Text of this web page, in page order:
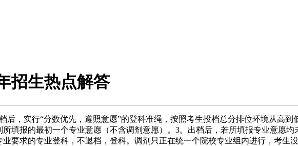
招生热点解答
，实行“分数优先，遵照意愿”的登科准绳，按照考生投档总分排位环境从高到
填报的最初一个专业意愿（不含调剂意愿）。3。出档后，若所填报专业意愿
要求的专业登科，不退档，登科。调剂只正在统一个院校专业组内进行，考生